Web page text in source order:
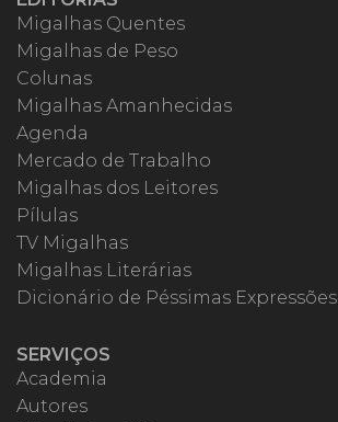
Migalhas Quentes
Migalhas de Peso
Colunas
Migalhas Amanhecidas
Agenda
Mercado de Trabalho
Migalhas dos Leitores
Pílulas
TV Migalhas
Migalhas Literárias
Dicionário de Péssimas Expressões
SERVIÇOS
Academia
Autores